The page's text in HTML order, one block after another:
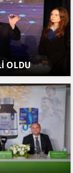
OLDU